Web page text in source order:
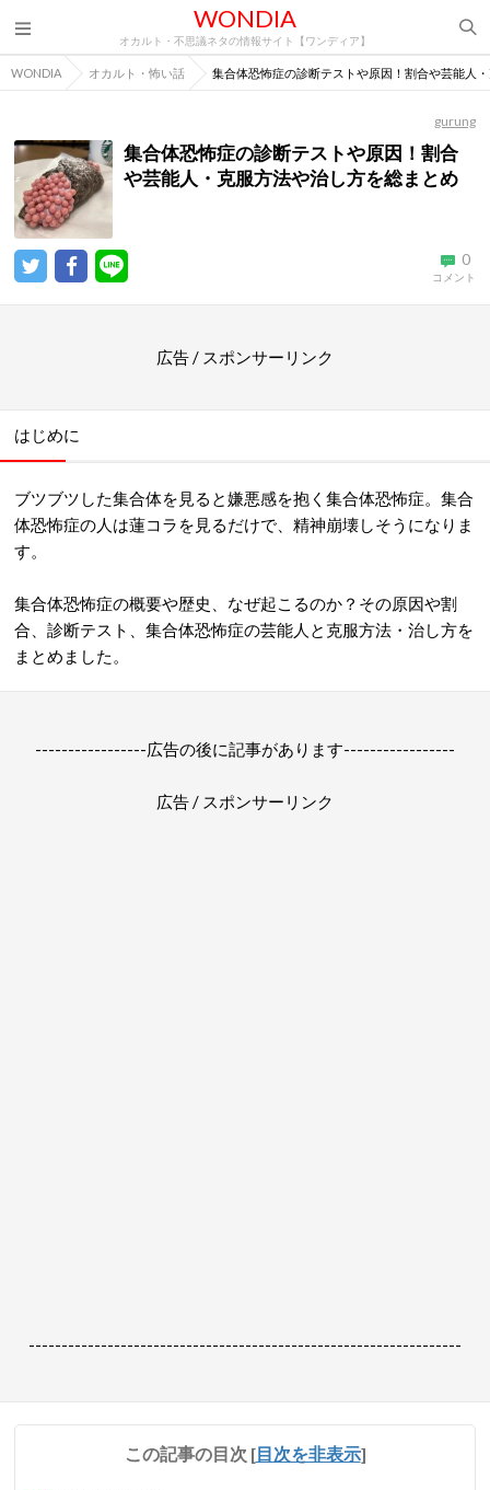
WONDIA
オカルト・不思議ネタの情報サイト【ワンディア】
WONDIA オカルト・怖い話 集合体恐怖症の診断テストや原因！割合や芸能人
gurung
集合体恐怖症の診断テストや原因！割合
や芸能人・克服方法や治し方を総まとめ
0
コメント
広告 / スポンサーリンク
はじめに
ブツブツした集合体を見ると嫌悪感を抱く集合体恐怖症。集合
体恐怖症の人は蓮コラを見るだけで、精神崩壊しそうになりま
す。
集合体恐怖症の概要や歴史、なぜ起こるのか？その原因や割
合、診断テスト、集合体恐怖症の芸能人と克服方法・治し方を
まとめました。
-----------------広告の後に記事があります-----------------
広告 / スポンサーリンク
------------------------------------------------------------------
この記事の目次 [目次を非表示]